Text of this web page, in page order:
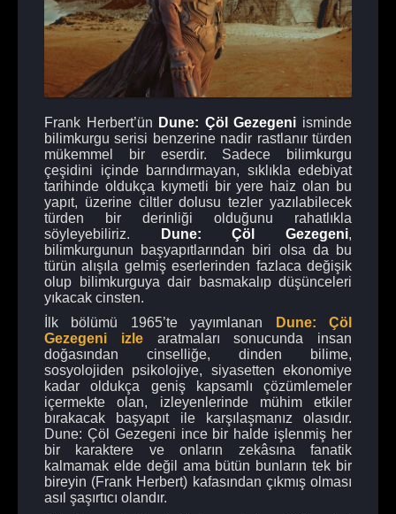
Frank Herbert’ün Dune: Çöl Gezegeni isminde
bilimkurgu serisi benzerine nadir rastlanır türden
mükemmel bir eserdir. Sadece bilimkurgu
çeşidini içinde barındırmayan, sıklıkla edebiyat
tarihinde oldukça kıymetli bir yere haiz olan bu
yapıt, üzerine ciltler dolusu tezler yazılabilecek
türden bir derinliği olduğunu rahatlıkla
söyleyebiliriz.
Dune: Çöl Gezegeni,
bilimkurgunun başyapıtlarından biri olsa da bu
türün alışıla gelmiş eserlerinden fazlaca değişik
olup bilimkurguya dair basmakalıp düşünceleri
yıkacak cinsten.
İlk bölümü 1965’te yayımlanan
Dune: Çöl
Gezegeni izlearatmaları sonucunda insan
doğasından cinselliğe, dinden bilime,
sosyolojiden psikolojiye, siyasetten ekonomiye
kadar oldukça geniş kapsamlı çözümlemeler
içermekte olan, izleyenlerinde mühim etkiler
bırakacak başyapıt ile karşılaşmanız olasıdır.
Dune: Çöl Gezegeni ince bir halde işlenmiş her
bir karaktere ve onların zekâsına fanatik
kalmamak elde değil ama bütün bunların tek bir
bireyin (Frank Herbert) kafasından çıkmış olması
asıl şaşırtıcı olandır.